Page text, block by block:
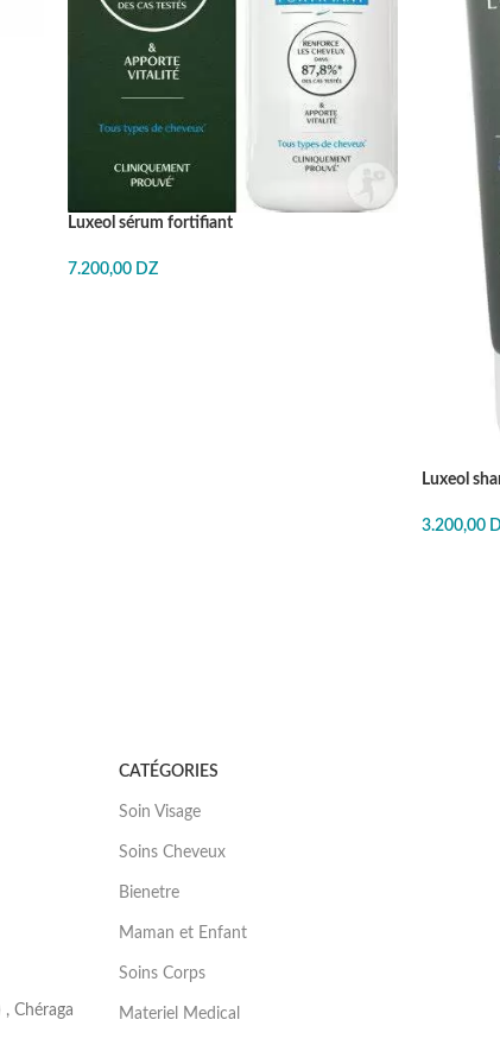
Luxeol sérum fortifiant
7.200,00 DZ
Luxeol
3.200,00
CATÉGORIES
Soin Visage
Soins Cheveux
Bienetre
Maman et Enfant
Soins Corps
Materiel Medical